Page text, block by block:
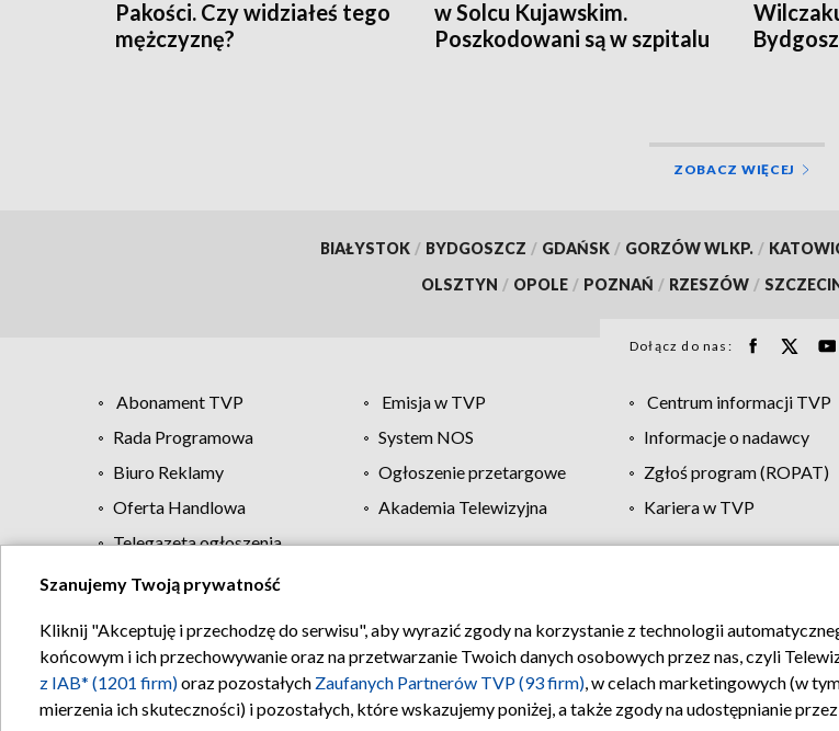
Pakości. Czy widziałeś tego
mężczyznę?
w Solcu Kujawskim.
Poszkodowani są w szpitalu
ZOBACZ WIĘCEJ
BIAŁYSTOK / BYDGOSZCZ / GDAŃSK / GORZÓW WLKP. /
OLSZTYN / OPOLE / POZNAŃ / RZESZÓW /
Dołącz do nas:
Abonament TVP Emisja w TVP Centrum informacji TVP
Rada Programowa
System NOS Informacje o nadawcy
Biuro Reklamy
Ogłoszenie przetargowe Zgłoś program (ROPAT)
Oferta Handlowa
Akademia Telewizyjna Kariera w TVP
Telegazeta ogłoszenia
Regulamin TVP Polityka prywatności Moje zgody
Szanujemy Twoją prywatność
Kliknij "Akceptuję i przechodzę do serwisu", aby wyrazić zgody na korzystanie z technologii
końcowym i ich przechowywanie oraz na przetwarzanie Twoich danych osobowych przez nas, czyli
z IAB* (1201 firm)oraz pozostałych Zaufanych Partnerów TVP (93 firm), w celach marketingowych (w
mierzenia ich skuteczności) i pozostałych, które wskazujemy poniżej, a także zgody na udostępnianie